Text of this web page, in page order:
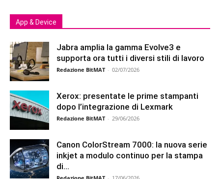
App & Device
Jabra amplia la gamma Evolve3 e
supporta ora tutti i diversi stili di lavoro
Redazione BitMAT - 02/07/2026
Xerox: presentate le prime stampanti
dopo l’integrazione di Lexmark
Redazione BitMAT - 29/06/2026
Canon ColorStream 7000: la nuova serie
inkjet a modulo continuo per la stampa
di...